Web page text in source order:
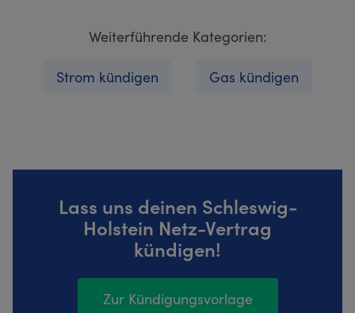
Weiterführende Kategorien:
Strom kündigen Gas kündigen
Lass uns deinen Schleswig-
Holstein Netz-Vertrag
kündigen!
Zur Kündigungsvorlage